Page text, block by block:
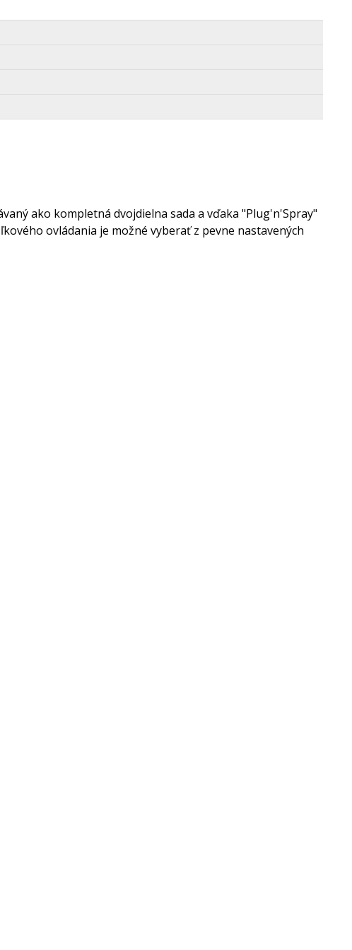
ako kompletná dvojdielna sada a vďaka "Plug'n'Spray"
ovládania je možné vyberať z pevne nastavených